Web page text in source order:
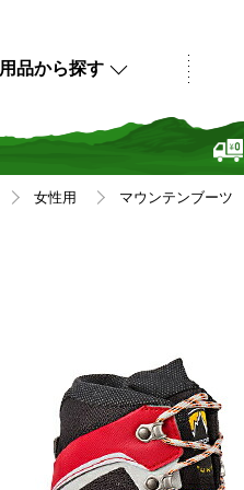
用品から探す
女性用 マウンテンブーツ